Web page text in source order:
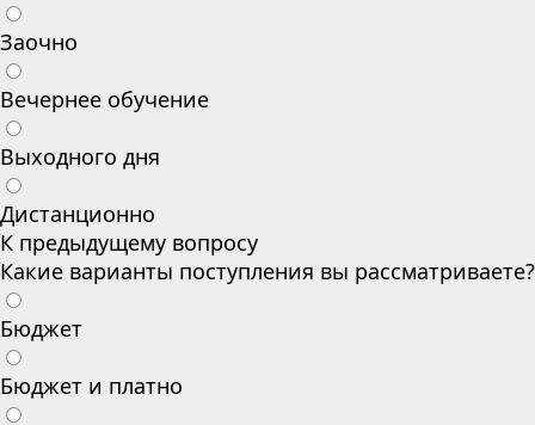
Заочно
Вечернее обучение
Выходного дня
Дистанционно
К предыдущему вопросу
Какие варианты поступления вы рассматриваете?
Бюджет
Бюджет и платно